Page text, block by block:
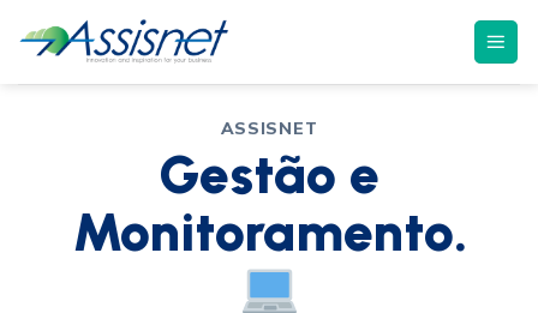
ASSISNET
Gestão e
Monitoramento.